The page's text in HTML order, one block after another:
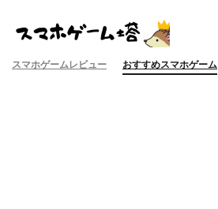
スマホゲームレビュー おすすめスマホゲーム